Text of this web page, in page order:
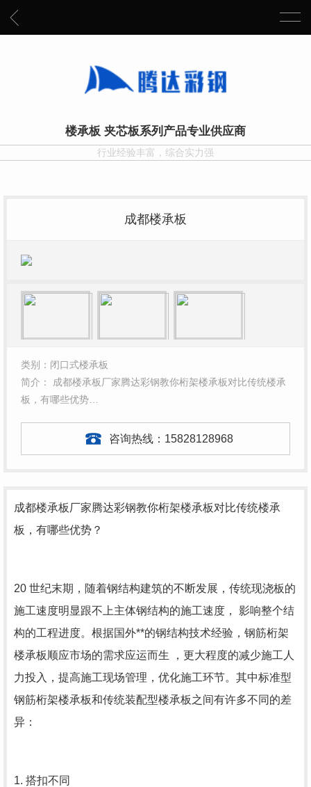
楼承板 夹芯板系列产品专业供应商
行业经验丰富，综合实力强
成都楼承板
类别：闭口式楼承板
简介： 成都楼承板厂家腾达彩钢教你桁架楼承板对比传统楼承
板，有哪些优势…
咨询热线： 15828128968
成都楼承板厂家腾达彩钢教你桁架楼承板对比传统楼承
板，有哪些优势？
20 世纪末期，随着钢结构建筑的不断发展，传统现浇板的
施工速度明显跟不上主体钢结构的施工速度， 影响整个结
构的工程进度。根据国外**的钢结构技术经验，钢筋桁架
楼承板顺应市场的需求应运而生 ，更大程度的减少施工人
力投入，提高施工现场管理，优化施工环节。其中标准型
钢筋桁架楼承板和传统装配型楼承板之间有许多不同的差
异：
1. 搭扣不同